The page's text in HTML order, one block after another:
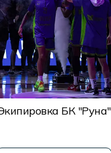
БК "Руна"